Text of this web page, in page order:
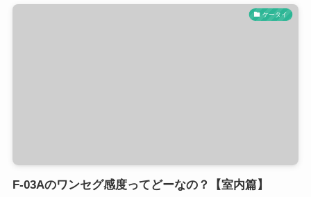
ケータイ
F-03Aのワンセグ感度ってどーなの？【室内篇】